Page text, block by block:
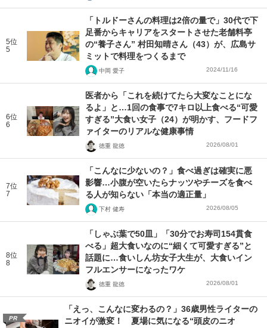
5位
5
「トルドーさんの料理は2倍の量で」30代で下
足番からキャリアをスタートさせた老舗料亭
の“養子さん” 村田知晴さん（43）が、広島サ
ミットで料理をつくるまで
中岡 愛子 2024/11/16
6位
6
医者から「これを続けてたら大変なことにな
るよ」と…1回の食事で7キロ以上食べる“可愛
すぎる”大食い女子（24）が明かす、フードフ
ァイターのリアルな健康事情
徳重 龍徳 2026/08/01
7位
7
「こんなに少ないの？」食べ過ぎは確実に悪
影響…小腹が空いたらナッツやチーズを食べ
る人が知らない「本当の適正量」
下村 健寿 2026/08/05
8位
8
「しゃぶ葉で50皿」「30分でお寿司154貫食
べる」超大食いなのに“細くて可愛すぎる”と
話題に…食いしん坊女子大生が、大食いイン
フルエンサーになったワケ
徳重 龍徳 2026/08/01
PR
「えっ、こんなに変わるの？」36歳男性ライターの
ニオイが激変！ 夏場に気になる“頭皮のニオ